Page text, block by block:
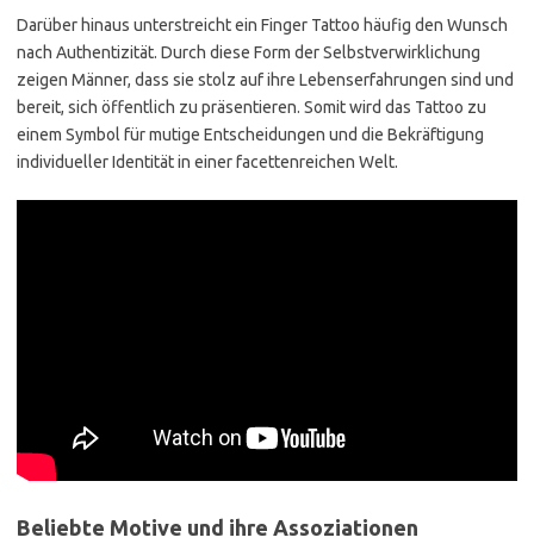
Darüber hinaus unterstreicht ein Finger Tattoo häufig den Wunsch
nach Authentizität. Durch diese Form der Selbstverwirklichung
zeigen Männer, dass sie stolz auf ihre Lebenserfahrungen sind und
bereit, sich öffentlich zu präsentieren. Somit wird das Tattoo zu
einem Symbol für mutige Entscheidungen und die Bekräftigung
individueller Identität in einer facettenreichen Welt.
Beliebte Motive und ihre Assoziationen